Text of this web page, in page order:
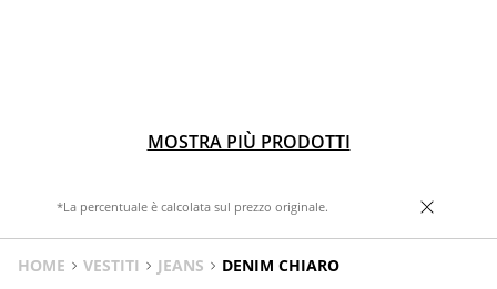
MOSTRA PIÙ PRODOTTI
*La percentuale è calcolata sul prezzo originale.
HOME VESTITI JEANS DENIM CHIARO